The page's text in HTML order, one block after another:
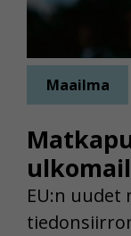
Maailma
EU:n uudet